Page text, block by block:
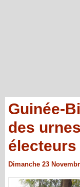
Guinée-
des
électeurs
Dimanche 23